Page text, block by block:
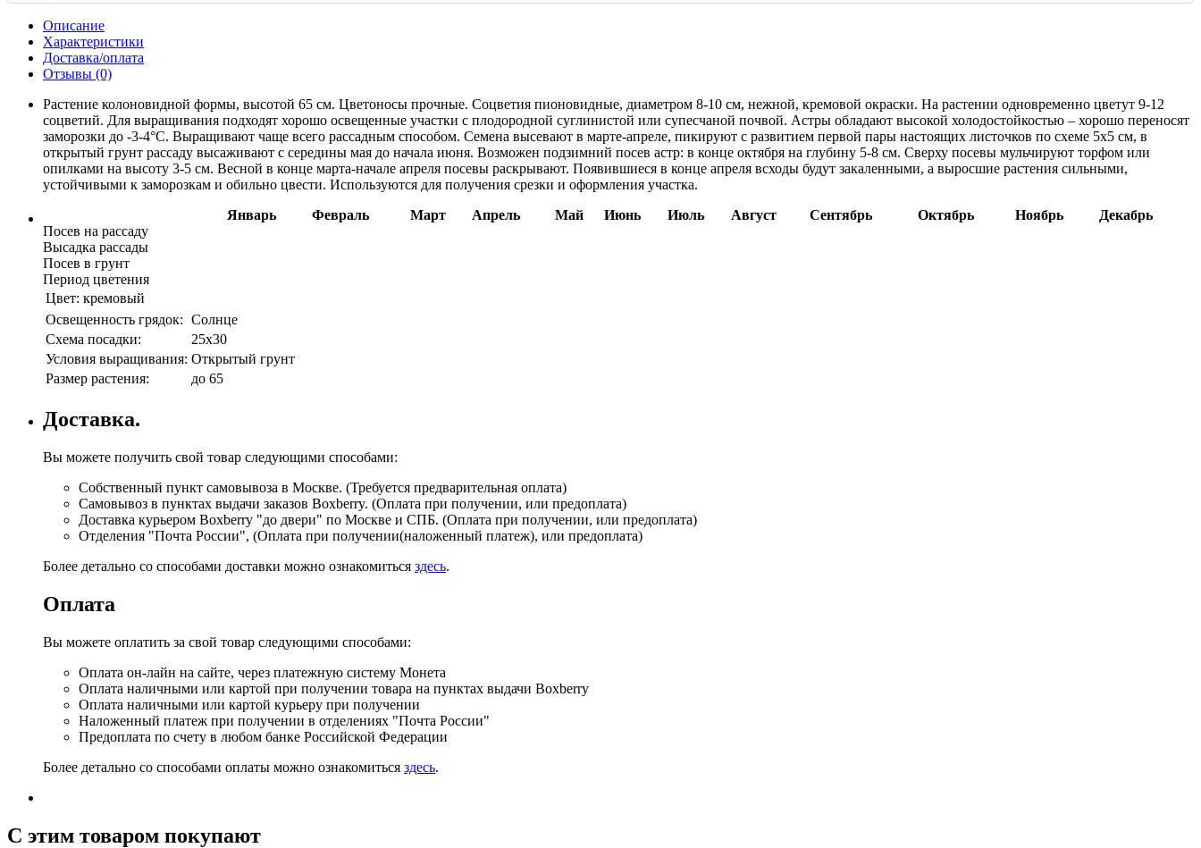
Описание
Характеристики
Доставка/оплата
Отзывы (0)
Растение колоновидной формы, высотой 65 см. Цветоносы прочные. Соцветия пионовидные, диаметром 8-10 см, нежной, кремовой окраски. На растении одновременно цветут 9-12
соцветий. Для выращивания подходят хорошо освещенные участки с плодородной суглинистой или супесчаной почвой. Астры обладают высокой холодостойкостью – хорошо переносят
заморозки до -3-4°C. Выращивают чаще всего рассадным способом. Семена высевают в марте-апреле, пикируют с развитием первой пары настоящих листочков по схеме 5х5 см, в
открытый грунт рассаду высаживают с середины мая до начала июня. Возможен подзимний посев астр: в конце октября на глубину 5-8 см. Сверху посевы мульчируют торфом или
опилками на высоту 3-5 см. Весной в конце марта-начале апреля посевы раскрывают. Появившиеся в конце апреля всходы будут закаленными, а выросшие растения сильными,
устойчивыми к заморозкам и обильно цвести. Используются для получения срезки и оформления участка.
Январь
Февраль Март Апрель Май Июнь Июль Август Сентябрь Октябрь Ноябрь
Декабрь
Посев на рассаду
Высадка рассады
Посев в грунт
Период цветения
Цвет: кремовый
Освещенность грядок: Солнце
Схема посадки:
25х30
Условия выращивания: Открытый грунт
Размер растения:
до 65
Доставка.
Вы можете получить свой товар следующими способами:
Собственный пункт самовывоза в Москве. (Требуется предварительная оплата)
Самовывоз в пунктах выдачи заказов Boxberry. (Оплата при получении, или предоплата)
Доставка курьером Boxberry "до двери" по Москве и СПБ. (Оплата при получении, или предоплата)
Отделения "Почта России", (Оплата при получении(наложенный платеж), или предоплата)
Более детально со способами доставки можно ознакомиться здесь.
Оплата
Вы можете оплатить за свой товар следующими способами:
Оплата он-лайн на сайте, через платежную систему Монета
Оплата наличными или картой при получении товара на пунктах выдачи Boxberry
Оплата наличными или картой курьеру при получении
Наложенный платеж при получении в отделениях "Почта России"
Предоплата по счету в любом банке Российской Федерации
Более детально со способами оплаты можно ознакомиться здесь.
C этим товаром покупают